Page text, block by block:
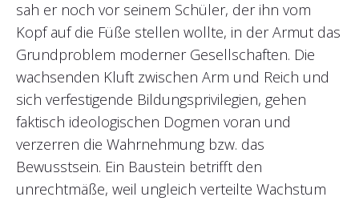
sah er noch vor seinem Schüler, der ihn vom
Kopf auf die Füße stellen wollte, in der Armut das
Grundproblem moderner Gesellschaften. Die
wachsenden Kluft zwischen Arm und Reich und
sich verfestigende Bildungsprivilegien, gehen
faktisch ideologischen Dogmen voran und
verzerren die Wahrnehmung bzw. das
Bewusstsein. Ein Baustein betrifft den
unrechtmäße, weil ungleich verteilte Wachstum